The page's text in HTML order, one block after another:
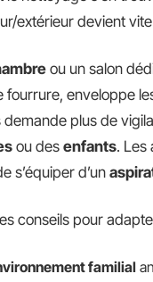
extérieur devient
ou un salon
fourrure, enveloppe
demande plus de
ou des enfants. Les
s’équiper d’un
conseils pour
familial